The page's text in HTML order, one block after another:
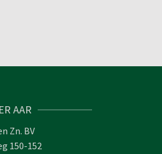
AAR
Zn. BV
150-152